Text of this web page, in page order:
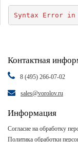
Syntax Error in
Контактная
8 (495) 266-07-02
sales@vorolov.ru
Информация
Согласие на обработку
Политика обработки